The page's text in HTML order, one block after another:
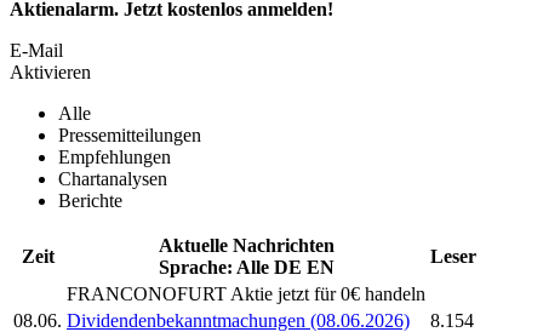
Aktienalarm. Jetzt kostenlos anmelden!
E-Mail
Aktivieren
Alle
Pressemitteilungen
Empfehlungen
Chartanalysen
Berichte
Zeit
Aktuelle Nachrichten
Sprache: Alle DE EN
Leser
FRANCONOFURT Aktie jetzt für 0€ handeln
08.06. Dividendenbekanntmachungen (08.06.2026)
8.154